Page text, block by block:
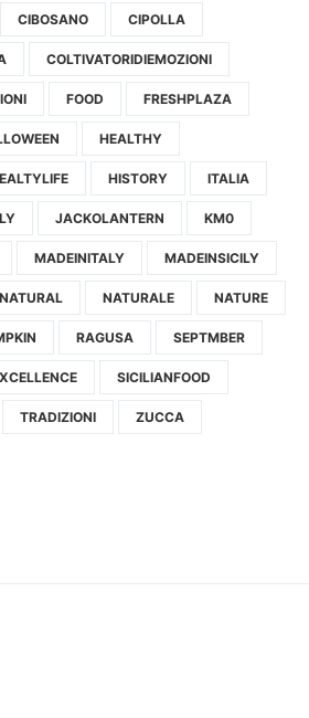
CIBOSANO CIPOLLA
COLTIVATORIDIEMOZIONI
FOOD FRESHPLAZA
HEALTHY
HISTORY ITALIA
JACKOLANTERN KM0
MADEINITALY MADEINSICILY
NATURAL NATURALE NATURE
RAGUSA SEPTMBER
SICILIANFOOD
TRADIZIONI ZUCCA